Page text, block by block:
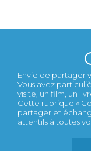
Envie de partager
Vous avez
visite, un film, un
Cette rubrique «
partager et
attentifs à toutes